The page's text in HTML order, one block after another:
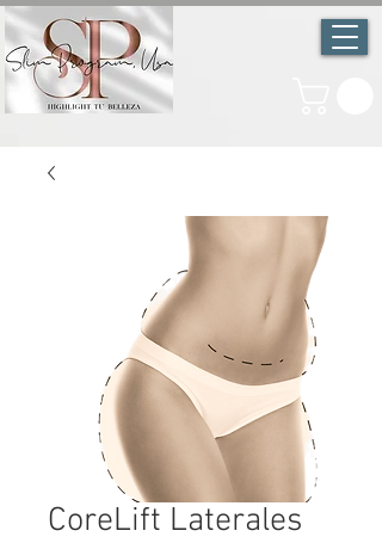
CoreLift Laterales